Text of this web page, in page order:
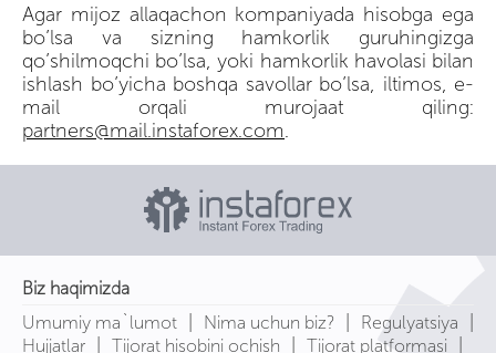
Agar mijoz allaqachon kompaniyada hisobga ega
bo’lsa va sizning hamkorlik guruhingizga
qo’shilmoqchi bo’lsa, yoki hamkorlik havolasi bilan
ishlash bo’yicha boshqa savollar bo’lsa, iltimos, e-
mail orqali murojaat qiling:
partners@mail.instaforex.com.
Biz haqimizda
Umumiy ma`lumot
Nima uchun biz? Regulyatsiya
Hujjatlar Tijorat hisobini ochish Tijorat platformasi